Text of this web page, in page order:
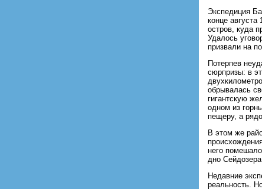
Экспедиция
конце
остров, куда
Удалось
призвали на
Потерпев
сюрпризы: в
обрывалась
гигантскую
одном из
пещеру, а
В этом же
него
дно Сейдозера.
Недавние
реальность.